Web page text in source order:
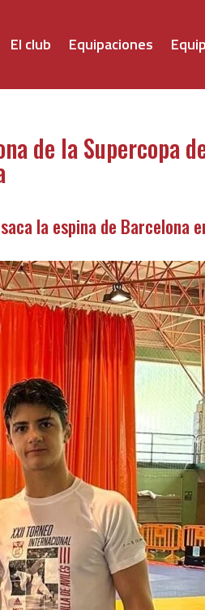
El club Equipaciones
de la Supercopa
la espina de Barcelona